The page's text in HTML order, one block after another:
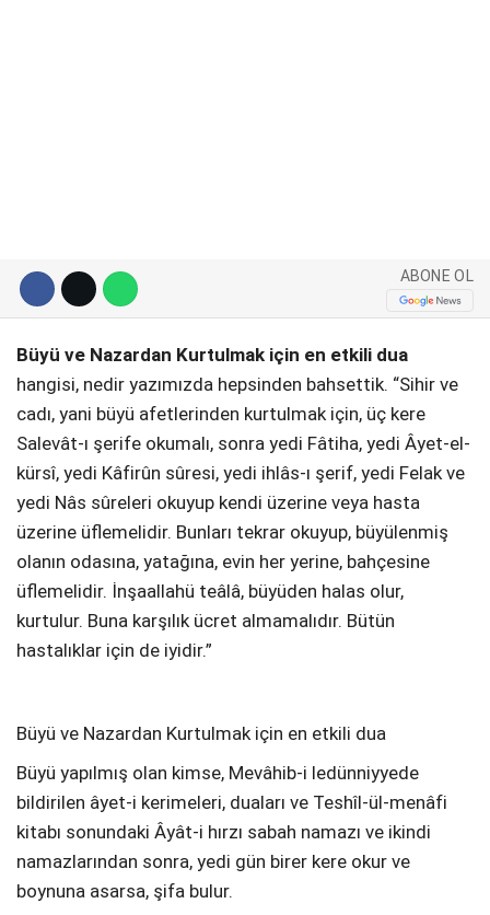
ABONE OL
Büyü ve Nazardan Kurtulmak için en etkili dua
hangisi, nedir yazımızda hepsinden bahsettik. “Sihir ve
cadı, yani büyü afetlerinden kurtulmak için, üç kere
Salevât-ı şerife okumalı, sonra yedi Fâtiha, yedi Âyet-el-
kürsî, yedi Kâfirûn sûresi, yedi ihlâs-ı şerif, yedi Felak ve
yedi Nâs sûreleri okuyup kendi üzerine veya hasta
üzerine üflemelidir. Bunları tekrar okuyup, büyülenmiş
olanın odasına, yatağına, evin her yerine, bahçesine
üflemelidir. İnşaallahü teâlâ, büyüden halas olur,
kurtulur. Buna karşılık ücret almamalıdır. Bütün
hastalıklar için de iyidir.”
Büyü ve Nazardan Kurtulmak için en etkili dua
Büyü yapılmış olan kimse, Mevâhib-i ledünniyyede
bildirilen âyet-i kerimeleri, duaları ve Teshîl-ül-menâfi
kitabı sonundaki Âyât-i hırzı sabah namazı ve ikindi
namazlarından sonra, yedi gün birer kere okur ve
boynuna asarsa, şifa bulur.